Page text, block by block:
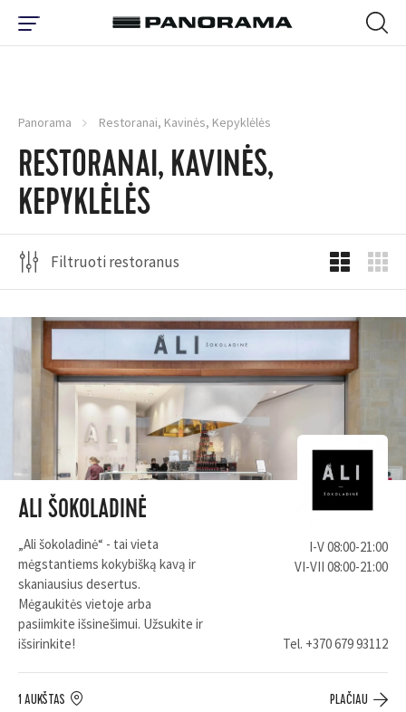
Panorama Restoranai, Kavinės, Kepyklėlės
RESTORANAI, KAVINĖS,
KEPYKLĖLĖS
Filtruoti restoranus
ALI ŠOKOLADINĖ
„Ali šokoladinė“ - tai vieta
mėgstantiems kokybišką kavą ir
skaniausius desertus.
Mėgaukitės vietoje arba
pasiimkite išsinešimui. Užsukite ir
išsirinkite!
I-V 08:00-21:00
VI-VII 08:00-21:00
Tel. +370 679 93112
1 AUKŠTAS PLAČIAU